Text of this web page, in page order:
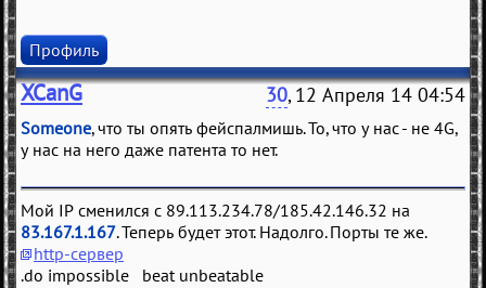
Профиль
XCanG 30, 12 Апреля 14 04:54
Someone, что ты опять фейспалмишь. То, что у нас - не 4G,
у нас на него даже патента то нет.
Мой IP сменился с 89.113.234.78/185.42.146.32 на
83.167.1.167. Теперь будет этот. Надолго. Порты те же.
http-сервер
.do impossible beat unbeatable